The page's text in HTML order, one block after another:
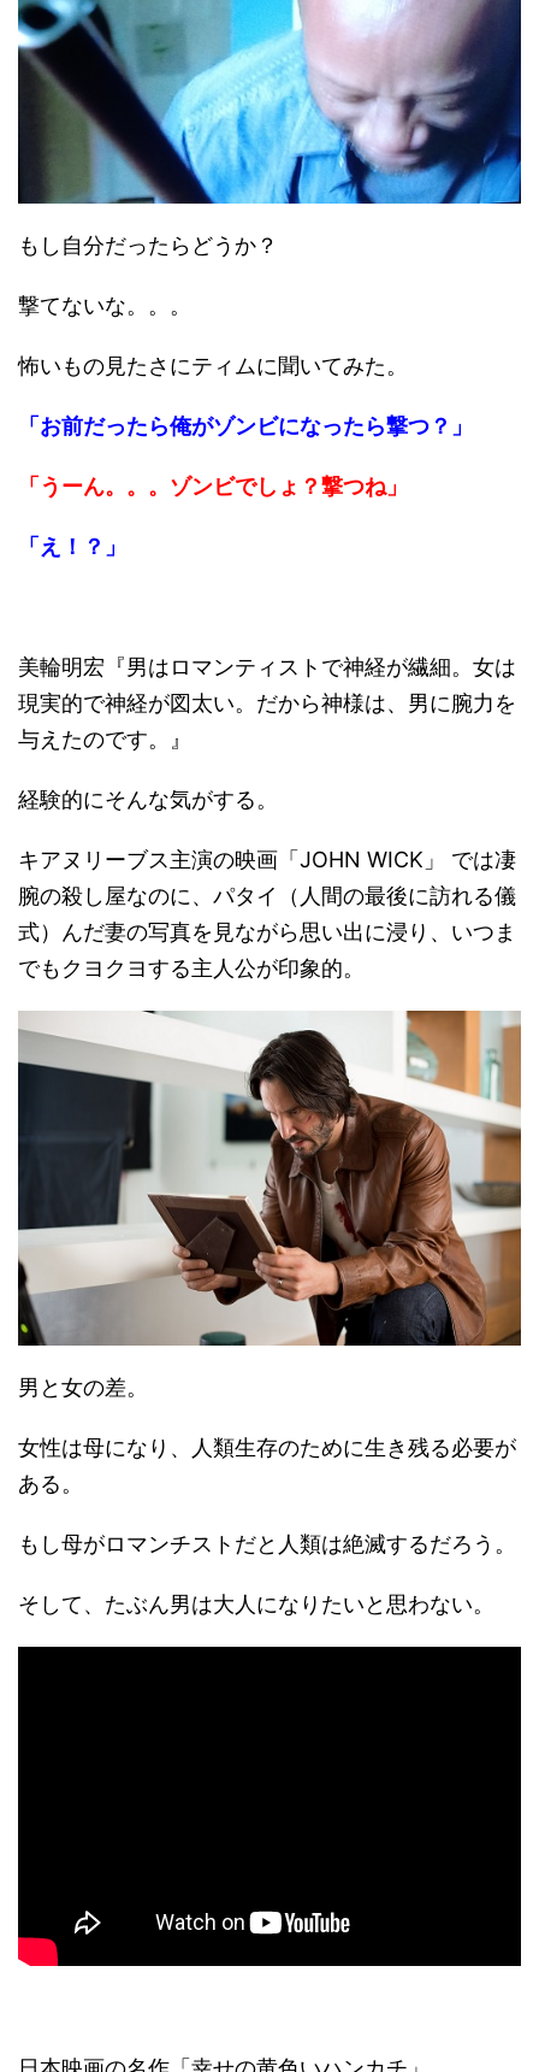
もし自分だったらどうか？
撃てないな。。。
怖いもの見たさにティムに聞いてみた。
「お前だったら俺がゾンビになったら撃つ？」
「うーん。。。ゾンビでしょ？撃つね」
「え！？」
美輪明宏『男はロマンティストで神経が繊細。女は
現実的で神経が図太い。だから神様は、男に腕力を
与えたのです。』
経験的にそんな気がする。
キアヌリーブス主演の映画「JOHN WICK」 では凄
腕の殺し屋なのに、パタイ（人間の最後に訪れる儀
式）んだ妻の写真を見ながら思い出に浸り、いつま
でもクヨクヨする主人公が印象的。
男と女の差。
女性は母になり、人類生存のために生き残る必要が
ある。
もし母がロマンチストだと人類は絶滅するだろう。
そして、たぶん男は大人になりたいと思わない。